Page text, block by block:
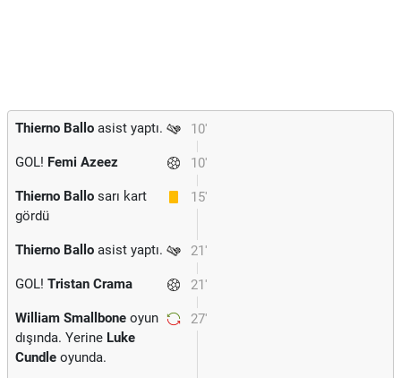
10'
Thierno Ballo asist yaptı.
10'
GOL! Femi Azeez
15'
Thierno Ballo sarı kart
gördü
21'
Thierno Ballo asist yaptı.
21'
GOL! Tristan Crama
27'
William Smallbone oyun
dışında. Yerine Luke
Cundle oyunda.